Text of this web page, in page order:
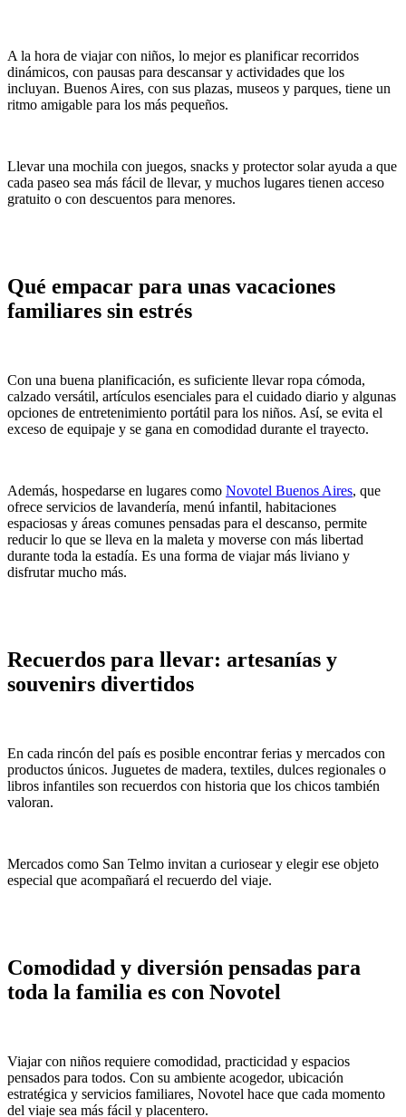
A la hora de viajar con niños, lo mejor es planificar recorridos
dinámicos, con pausas para descansar y actividades que los
incluyan. Buenos Aires, con sus plazas, museos y parques, tiene un
ritmo amigable para los más pequeños.
Llevar una mochila con juegos, snacks y protector solar ayuda a que
cada paseo sea más fácil de llevar, y muchos lugares tienen acceso
gratuito o con descuentos para menores.
Qué empacar para unas vacaciones
familiares sin estrés
Con una buena planificación, es suficiente llevar ropa cómoda,
calzado versátil, artículos esenciales para el cuidado diario y algunas
opciones de entretenimiento portátil para los niños. Así, se evita el
exceso de equipaje y se gana en comodidad durante el trayecto.
Además, hospedarse en lugares como Novotel Buenos Aires, que
ofrece servicios de lavandería, menú infantil, habitaciones
espaciosas y áreas comunes pensadas para el descanso, permite
reducir lo que se lleva en la maleta y moverse con más libertad
durante toda la estadía. Es una forma de viajar más liviano y
disfrutar mucho más.
Recuerdos para llevar: artesanías y
souvenirs divertidos
En cada rincón del país es posible encontrar ferias y mercados con
productos únicos. Juguetes de madera, textiles, dulces regionales o
libros infantiles son recuerdos con historia que los chicos también
valoran.
Mercados como San Telmo invitan a curiosear y elegir ese objeto
especial que acompañará el recuerdo del viaje.
Comodidad y diversión pensadas para
toda la familia es con Novotel
Viajar con niños requiere comodidad, practicidad y espacios
pensados para todos. Con su ambiente acogedor, ubicación
estratégica y servicios familiares, Novotel hace que cada momento
del viaje sea más fácil y placentero.